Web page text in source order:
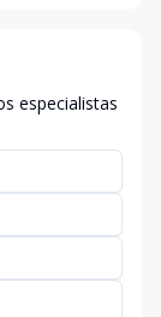
especialistas